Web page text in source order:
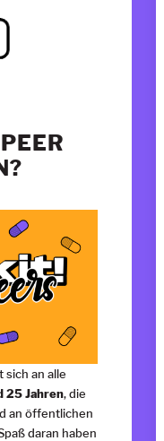
sich an alle
25 Jahren, die
an öffentlichen
daran haben